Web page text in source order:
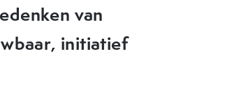
waar de
echt